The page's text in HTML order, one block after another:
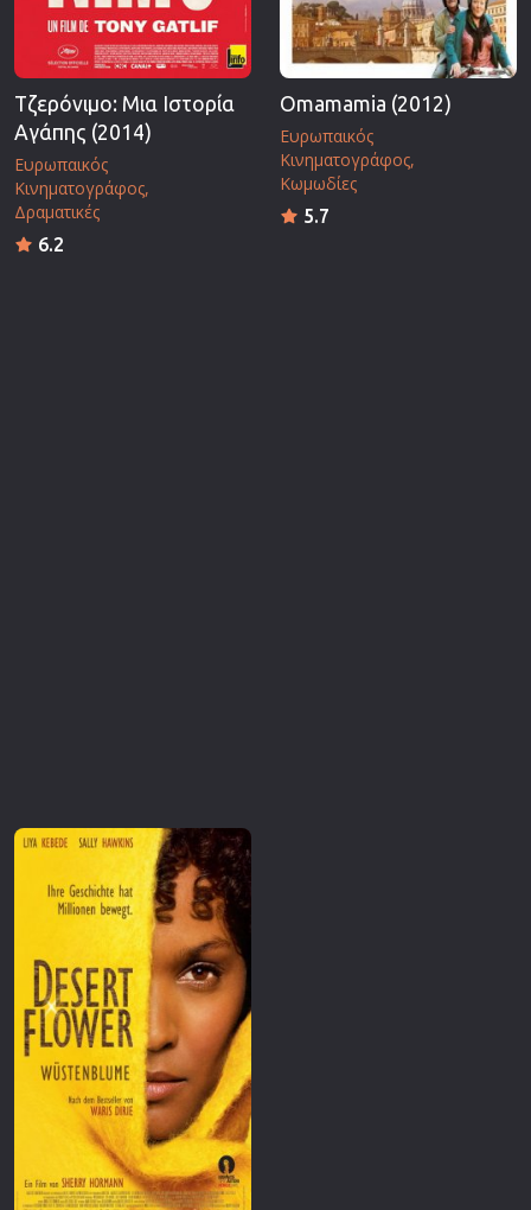
Τζερόνιμο: Μια Ιστορία
Αγάπης (2014)
Ευρωπαικός
Κινηματογράφος
Δραματικές
6.2
Omamamia (2012)
Ευρωπαικός
Κινηματογράφος
Κωμωδίες
5.7